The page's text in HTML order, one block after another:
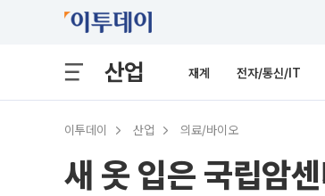
산업 재계 전자/통신/IT
이투데이 산업 의료/바이오
새 옷 입은 국립암